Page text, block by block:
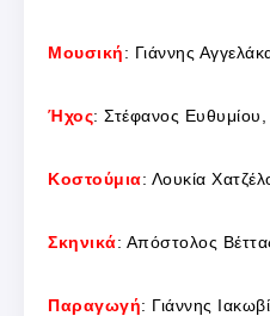
Μουσική: Γιάννης
Ήχος: Στέφανος
Κοστούμια: Λουκία
Σκηνικά: Απόστολος
Παραγωγή: Γιάννης